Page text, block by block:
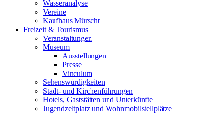
Wasseranalyse
Vereine
Kaufhaus Mürscht
Freizeit & Tourismus
Veranstaltungen
Museum
Ausstellungen
Presse
Vinculum
Sehenswürdigkeiten
Stadt- und Kirchenführungen
Hotels, Gaststätten und Unterkünfte
Jugendzeltplatz und Wohnmobilstellplätze